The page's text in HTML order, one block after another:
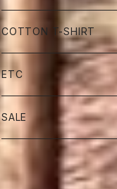
COTTON T-SHIRT
ETC
SALE